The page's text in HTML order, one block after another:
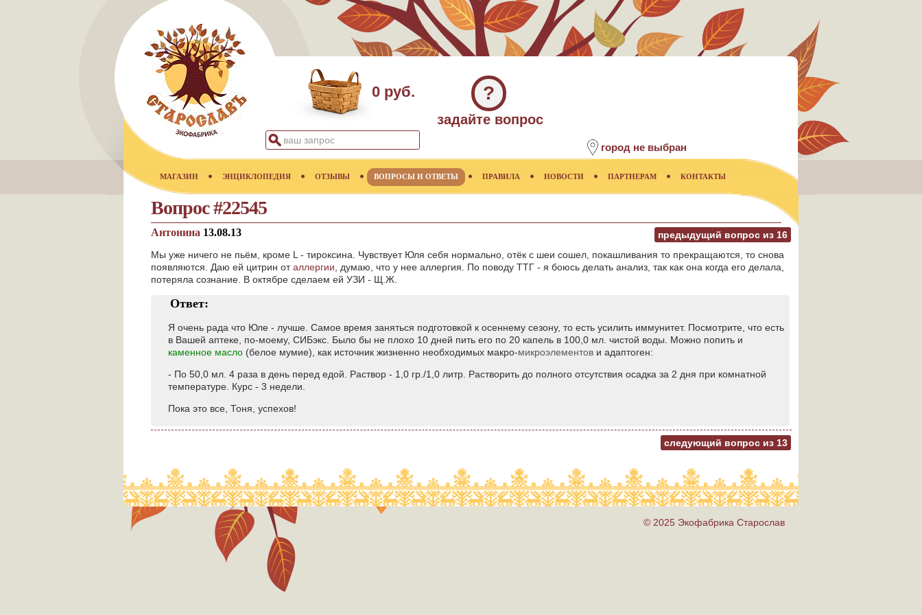
0 руб. ?
задайте вопрос
город не выбран
МАГАЗИН ЭНЦИКЛОПЕДИЯ ОТЗЫВЫ ВОПРОСЫ И ОТВЕТЫ ПРАВИЛА НОВОСТИ ПАРТНЕРАМ КОНТАКТЫ
Вопрос #22545
предыдущий вопрос из 16
Антонина 13.08.13
Мы уже ничего не пьём, кроме L - тироксина. Чувствует Юля себя нормально, отёк с шеи сошел, покашливания то прекращаются, то снова
появляются. Даю ей цитрин оталлергии , думаю, что у нее аллергия. По поводу ТТГ - я боюсь делать анализ, так как она когда его делала,
потеряла сознание. В октябре сделаем ей УЗИ - Щ.Ж.
Ответ:
Я очень рада что Юле - лучше. Самое время заняться подготовкой к осеннему сезону, то есть усилить иммунитет. Посмотрите, что есть
в Вашей аптеке, по-моему, СИБэкс. Было бы не плохо 10 дней пить его по 20 капель в 100,0 мл. чистой воды. Можно попить и
каменное масло (белое мумие), как источник жизненно необходимых макро-микроэлементов и адаптоген:
- По 50,0 мл. 4 раза в день перед едой. Раствор - 1,0 гр./1,0 литр. Растворить до полного отсутствия осадка за 2 дня при комнатной
температуре. Курс - 3 недели.
Пока это все, Тоня, успехов!
следующий вопрос из 13
© 2025 Экофабрика Старослав